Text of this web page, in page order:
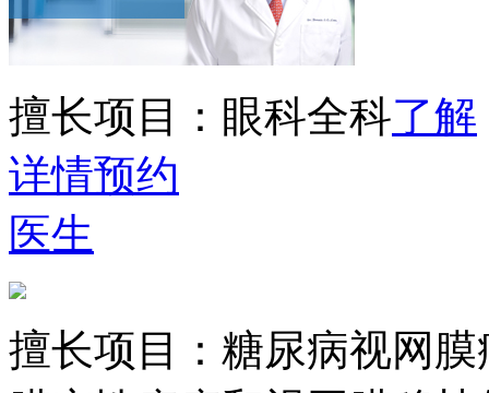
擅长项目： 眼科全科了解
详情预约
医生
擅长项目： 糖尿病视网